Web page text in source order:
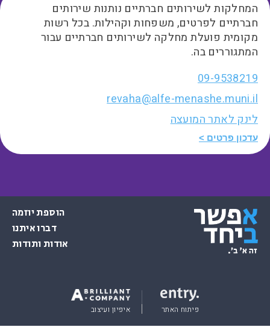
המחלקות לשירותים חברתיים נותנות שירותים
חברתיים לפרטים, משפחות וקהילות. בכל רשות
מקומית פועלת מחלקה לשירותים חברתיים עבור
המתגוררים בה.
09-9538219
revaha@alfe-menashe.muni.il
לינק לאתר המועצה
עדכון פרטים
הוספת יוזמה
דברו איתנו
אודות ותודות
פיתוח האתר איפיון ועיצוב